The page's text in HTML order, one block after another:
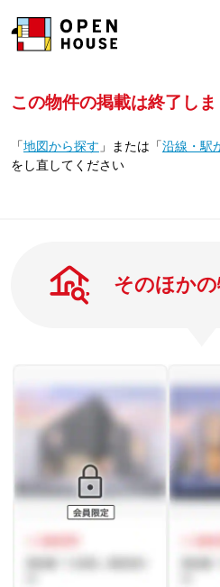
この物件の掲載は終了しま
「地図から探す 」 または 「沿線・駅
をし直してください
そのほか